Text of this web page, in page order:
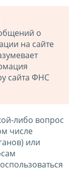
о
на сайте
сайта ФНС
либо вопрос
числе
или